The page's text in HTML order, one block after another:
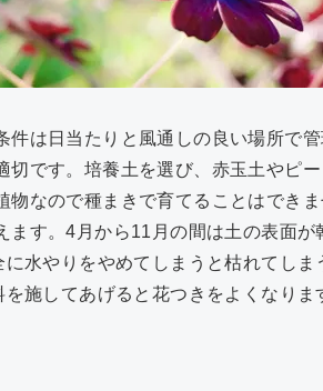
は日当たりと風通しの良い場所で
です。培養土を選び、赤玉土やピ
なので種まきで育てることはでき
す。4月から11月の間は土の表面
水やりをやめてしまうと枯れてし
施してあげると花つきをよくなりま